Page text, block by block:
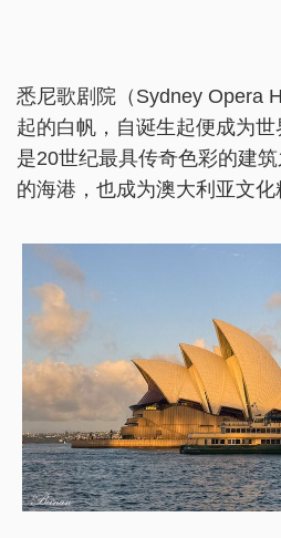
悉尼歌剧院（Sydney Opera
起的白帆，自诞生起便成为
是20世纪最具传奇色彩的建
的海港，也成为澳大利亚文化